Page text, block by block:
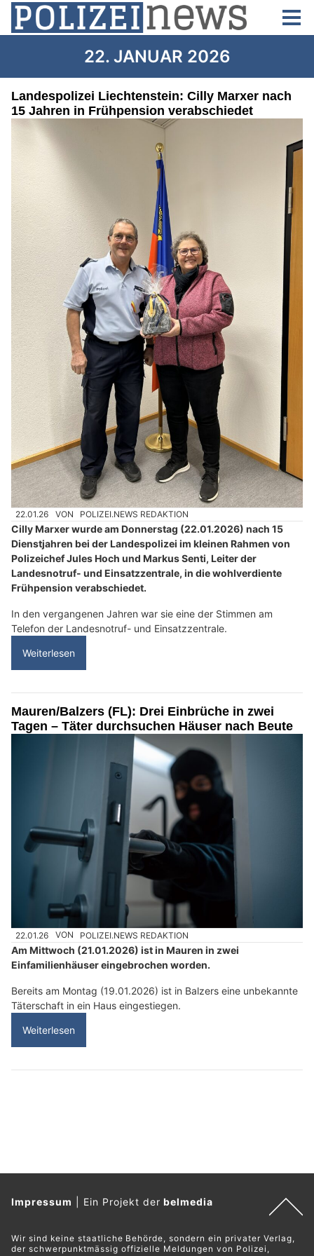
22. JANUAR 2026
Landespolizei Liechtenstein: Cilly Marxer nach
15 Jahren in Frühpension verabschiedet
22.01.26 VON POLIZEI.NEWS REDAKTION
Cilly Marxer wurde am Donnerstag (22.01.2026) nach 15
Dienstjahren bei der Landespolizei im kleinen Rahmen von
Polizeichef Jules Hoch und Markus Senti, Leiter der
Landesnotruf- und Einsatzzentrale, in die wohlverdiente
Frühpension verabschiedet.
In den vergangenen Jahren war sie eine der Stimmen am
Telefon der Landesnotruf- und Einsatzzentrale.
Weiterlesen
Mauren/Balzers (FL): Drei Einbrüche in zwei
Tagen – Täter durchsuchen Häuser nach Beute
22.01.26 VON POLIZEI.NEWS REDAKTION
Am Mittwoch (21.01.2026) ist in Mauren in zwei
Einfamilienhäuser eingebrochen worden.
Bereits am Montag (19.01.2026) ist in Balzers eine unbekannte
Täterschaft in ein Haus eingestiegen.
Weiterlesen
Impressum Ein Projekt derbelmedia
Wir sind keine staatliche Behörde, sondern ein privater Verlag,
der schwerpunktmässig offizielle Meldungen von Polizei,